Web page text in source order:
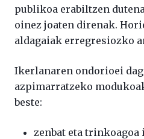
publikoa erabiltzen
oinez joaten direnak.
aldagaiak erregresiozko
Ikerlanaren ondorioei
azpimarratzeko
beste:
zenbat eta trinkoagoa